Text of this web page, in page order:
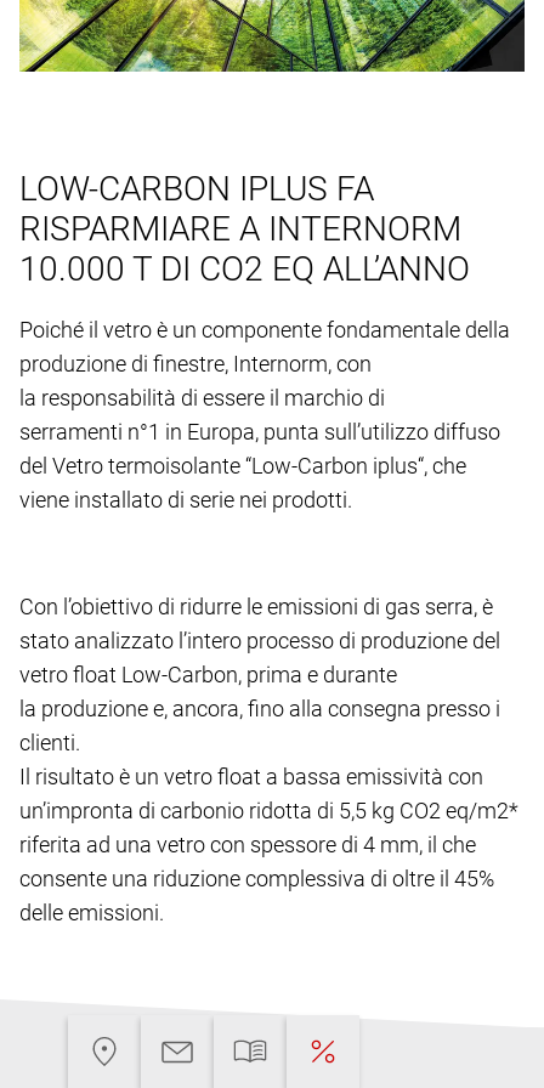
LOW-CARBON IPLUS FA
RISPARMIARE A INTERNORM
10.000 T DI CO2 EQ ALL’ANNO
Poiché il vetro è un componente fondamentale della
produzione di finestre, Internorm, con
la responsabilità di essere il marchio di
serramenti n°1 in Europa, punta sull’utilizzo diffuso
del Vetro termoisolante “Low-Carbon iplus“, che
viene installato di serie nei prodotti.
Con l’obiettivo di ridurre le emissioni di gas serra, è
stato analizzato l’intero processo di produzione del
vetro float Low-Carbon, prima e durante
la produzione e, ancora, fino alla consegna presso i
clienti.
Il risultato è un vetro float a bassa emissività con
un’impronta di carbonio ridotta di 5,5 kg CO2 eq/m2*
riferita ad una vetro con spessore di 4 mm, il che
consente una riduzione complessiva di oltre il 45%
delle emissioni.